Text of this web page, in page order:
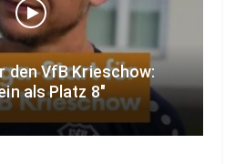
den VfB Krieschow:
als Platz 8″